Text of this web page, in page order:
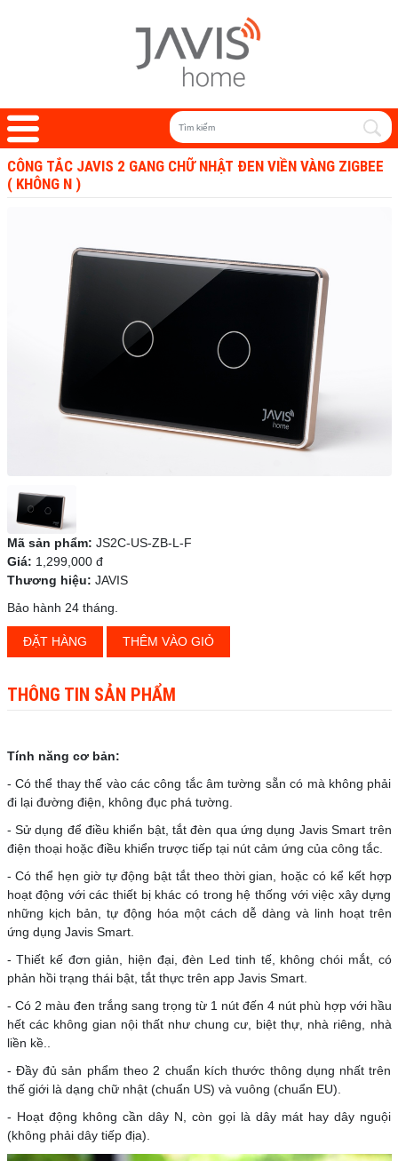
CÔNG TẮC JAVIS 2 GANG CHỮ NHẬT ĐEN VIỀN VÀNG ZIGBEE
( KHÔNG N )
Mã sản phẩm: JS2C-US-ZB-L-F
Giá: 1,299,000 đ
Thương hiệu: JAVIS
Bảo hành 24 tháng.
ĐẶT HÀNG THÊM VÀO GIỎ
THÔNG TIN SẢN PHẨM
Tính năng cơ bản:
- Có thể thay thế vào các công tắc âm tường sẵn có mà không phải
đi lại đường điện, không đục phá tường.
- Sử dụng để điều khiển bật, tắt đèn qua ứng dụng Javis Smart trên
điện thoại hoặc điều khiển trược tiếp tại nút cảm ứng của công tắc.
- Có thể hẹn giờ tự động bật tắt theo thời gian, hoặc có kể kết hợp
hoạt động với các thiết bị khác có trong hệ thống với việc xây dựng
những kịch bản, tự động hóa một cách dễ dàng và linh hoạt trên
ứng dụng Javis Smart.
- Thiết kế đơn giản, hiện đại, đèn Led tinh tế, không chói mắt, có
phản hồi trạng thái bật, tắt thực trên app Javis Smart.
- Có 2 màu đen trắng sang trọng từ 1 nút đến 4 nút phù hợp với hầu
hết các không gian nội thất như chung cư, biệt thự, nhà riêng, nhà
liền kề..
- Đầy đủ sản phẩm theo 2 chuẩn kích thước thông dụng nhất trên
thế giới là dạng chữ nhật (chuẩn US) và vuông (chuẩn EU).
- Hoạt động không cần dây N, còn gọi là dây mát hay dây nguội
(không phải dây tiếp địa).